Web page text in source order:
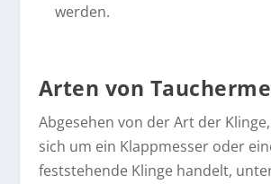
werden.
Arten von
Abgesehen von der Art der
sich um ein Klappmesser oder
feststehende Klinge handelt,